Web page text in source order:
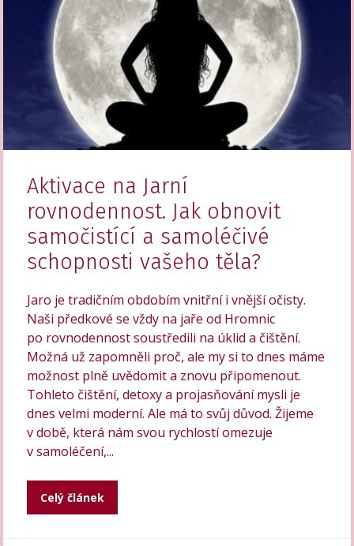
Aktivace na Jarní
rovnodennost. Jak obnovit
samočistící a samoléčivé
schopnosti vašeho těla?
Jaro je tradičním obdobím vnitřní i vnější očisty.
Naši předkové se vždy na jaře od Hromnic
po rovnodennost soustředili na úklid a čištění.
Možná už zapomněli proč, ale my si to dnes máme
možnost plně uvědomit a znovu připomenout.
Tohleto čištění, detoxy a projasňování mysli je
dnes velmi moderní. Ale má to svůj důvod. Žijeme
v době, která nám svou rychlostí omezuje
v samoléčení,...
Celý článek